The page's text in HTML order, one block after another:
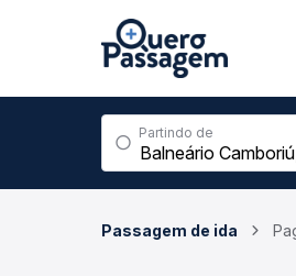
Partindo de
Passagem de ida